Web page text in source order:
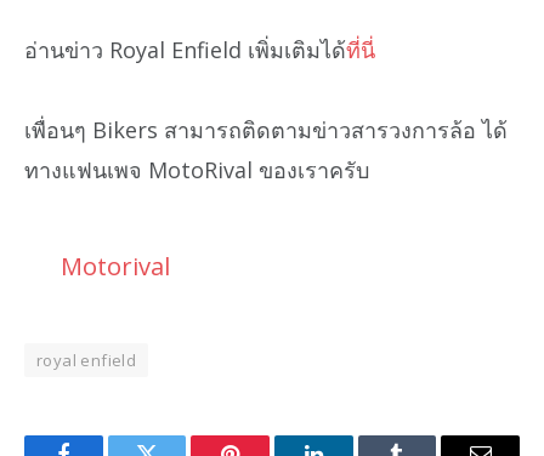
อ่านข่าว Royal Enfield เพิ่มเติมได้ที่นี่
เพื่อนๆ Bikers สามารถติดตามข่าวสารวงการล้อ ได้
ทางแฟนเพจ MotoRival ของเราครับ
Motorival
royal enfield